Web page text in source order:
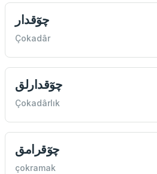
چوٓقدار
Çokadâr
چوٓقدارلق
Çokadârlık
چوٓقرامق
çokramak